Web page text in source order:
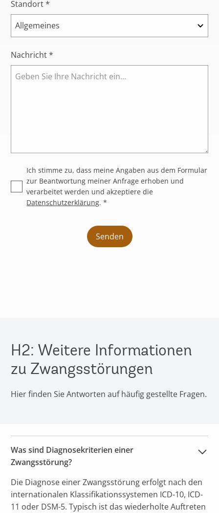
Standort *
Nachricht *
Ich stimme zu, dass meine Angaben aus dem Formular
zur Beantwortung meiner Anfrage erhoben und
verarbeitet werden und akzeptiere die
Datenschutzerklärung. *
H2: Weitere Informationen
zu Zwangsstörungen
Hier finden Sie Antworten auf häufig gestellte Fragen.
Was sind Diagnosekriterien einer
Zwangsstörung?
Die Diagnose einer Zwangsstörung erfolgt nach den
internationalen Klassifikationssystemen ICD-10, ICD-
11 oder DSM-5. Typisch ist das wiederholte Auftreten